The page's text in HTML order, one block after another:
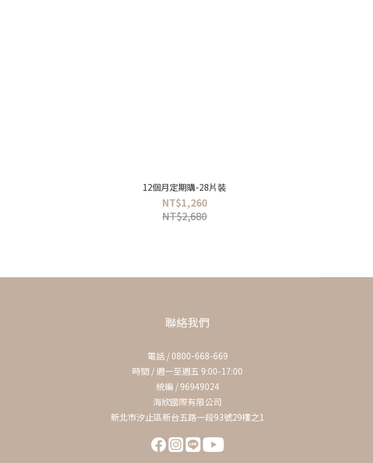
12個月定期購-28片裝
NT$1,260
NT$2,680
聯絡我們
電話 / 0800-668-669
時間 / 週一至週五 9:00-17:00
統編 / 96949024
海欣國際有限公司
新北市汐止區新台五路一段93號29樓之1